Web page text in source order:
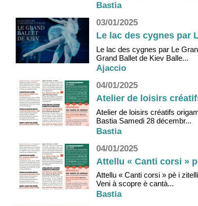
Bastia
03/01/2025
Le lac des cygnes par
Le lac des cygnes par Le
Grand Ballet de Kiev Balle...
Ajaccio
04/01/2025
Atelier de loisirs
Atelier de loisirs créatifs
Bastia Samedi 28 décembr...
Bastia
04/01/2025
Attellu « Canti corsi »
Attellu « Canti corsi » pè i
Veni à scopre è cantà...
Bastia